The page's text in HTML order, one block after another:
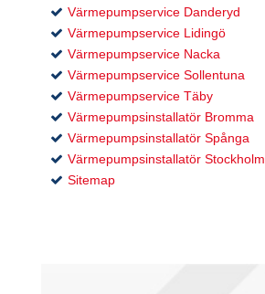
Värmepumpservice Danderyd
Värmepumpservice Lidingö
Värmepumpservice Nacka
Värmepumpservice Sollentuna
Värmepumpservice Täby
Värmepumpsinstallatör Bromma
Värmepumpsinstallatör Spånga
Värmepumpsinstallatör Stockholm
Sitemap